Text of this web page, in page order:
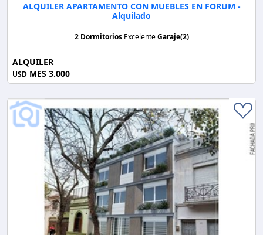
ALQUILER APARTAMENTO CON MUEBLES EN FORUM -
Alquilado
2 Dormitorios ExcelenteGaraje(2)
ALQUILER
USD MES 3.000